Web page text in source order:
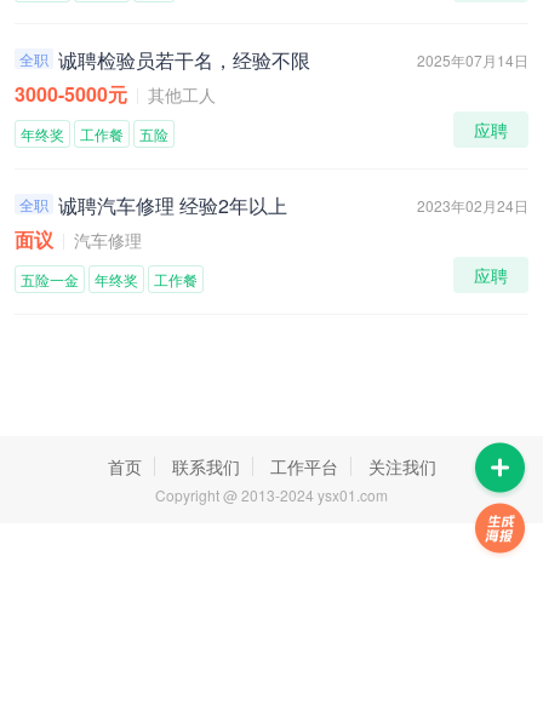
2025年07月14日
全职 诚聘检验员若干名，经验不限
3000-5000元
其他工人
应聘
年终奖 工作餐 五险
2023年02月24日
全职 诚聘汽车修理 经验2年以上
面议
汽车修理
应聘
五险一金 年终奖 工作餐
首页 联系我们 工作平台 关注我们
Copyright @ 2013-2024 ysx01.com